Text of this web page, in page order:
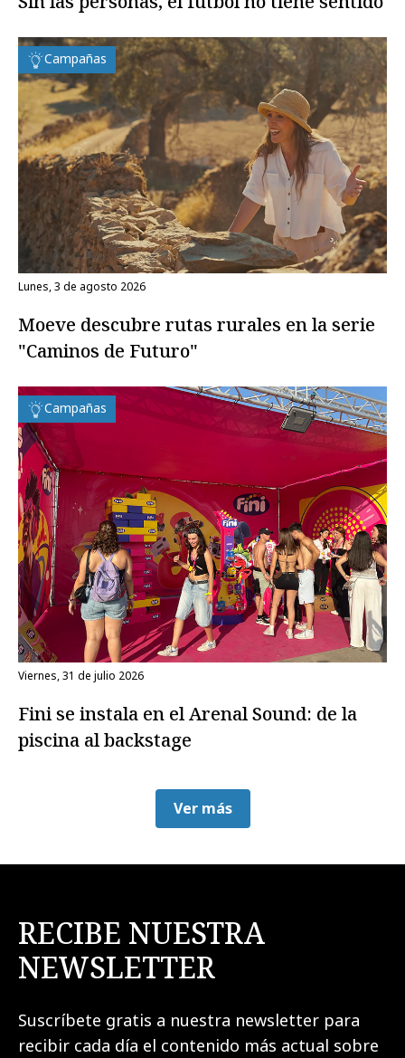
Campañas
lunes, 3 de agosto 2026
Moeve descubre rutas rurales en la serie
"Caminos de Futuro"
Campañas
viernes, 31 de julio 2026
Fini se instala en el Arenal Sound: de la
piscina al backstage
Ver más
RECIBE NUESTRA
NEWSLETTER
Suscríbete gratis a nuestra newsletter para
recibir cada día el contenido más actual sobre